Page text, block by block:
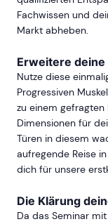
Fachwissen und
Markt abheben.
Erweitere
Nutze diese
Progressiven
zu einem gefragten
Dimensionen für
Türen in diesem
aufregende Reise
dich für unsere
Die Klärung
Da das Seminar